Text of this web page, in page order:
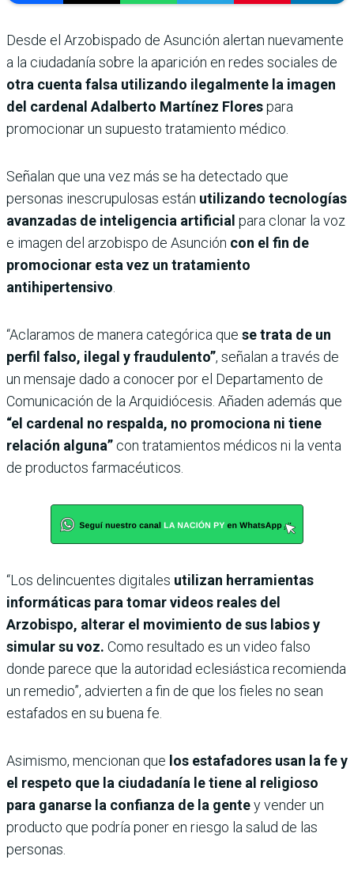
Desde el Arzobispado de Asunción alertan nuevamente
a la ciudadanía sobre la aparición en redes sociales de
otra cuenta falsa utilizando ilegalmente la imagen
del cardenal Adalberto Martínez Florespara
promocionar un supuesto tratamiento médico.
Señalan que una vez más se ha detectado que
personas inescrupulosas están utilizando tecnologías
avanzadas de inteligencia artificial para clonar la voz
e imagen del arzobispo de Asunción con el fin de
promocionar esta vez un tratamiento
antihipertensivo
“Aclaramos de manera categórica que se trata de un
perfil falso, ilegal y fraudulento”, señalan a través de
un mensaje dado a conocer por el Departamento de
Comunicación de la Arquidiócesis. Añaden además que
“el cardenal no respalda, no promociona ni tiene
relación alguna” con tratamientos médicos ni la venta
de productos farmacéuticos.
“Los delincuentes digitales utilizan herramientas
informáticas para tomar videos reales del
Arzobispo, alterar el movimiento de sus labios y
simular su voz. Como resultado es un video falso
donde parece que la autoridad eclesiástica recomienda
un remedio”, advierten a fin de que los fieles no sean
estafados en su buena fe.
Asimismo, mencionan que los estafadores usan la fe y
el respeto que la ciudadanía le tiene al religioso
para ganarse la confianza de la gentey vender un
producto que podría poner en riesgo la salud de las
personas.